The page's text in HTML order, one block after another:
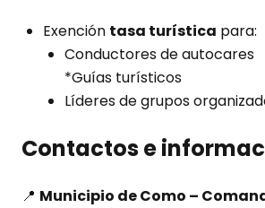
Exención tasa turística para:
Conductores de autocares
*Guías turísticos
Líderes de grupos
Contactos e
📍 Municipio de Como –